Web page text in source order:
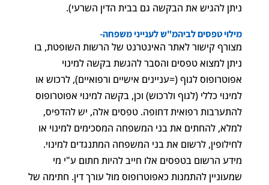
ניתן להגיש את הבקשה גם בבית הדין השרעי).
מילוי טפסים לביהמ"ש לענייני משפחה-
מצורף קישור לאתר האינטרנט של הרשות השופטת, בו
ניתן למצוא טפסים והסבר להגשת בקשה למינוי
אפוטרופוס לגוף (=עניינים אישיים ורפואיים), לרכוש או
למינוי כללי (לגוף ולרכוש) וכן, בקשה למינוי אפוטרופוס
להתערבות רפואית דחופה. טפסים אלה, יש להדפיס,
למלא, להחתים את בני המשפחה המסכימים למינוי או
לחילופין, לרשום את בני המשפחה המתנגדים למינוי.
מידע הרשום בטפסים אלו חייב להיות חתום ע"י מי
שמעוניין להתמנות כאפוטרופוס מול עורך דין. חתימה של